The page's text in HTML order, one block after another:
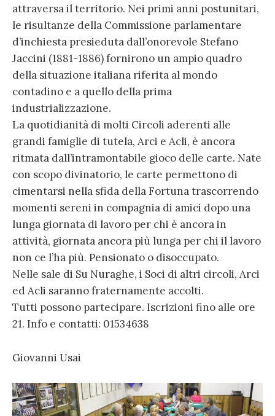
attraversa il territorio. Nei primi anni postunitari,
le risultanze della Commissione parlamentare
d’inchiesta presieduta dall’onorevole Stefano
Jaccini (1881-1886) fornirono un ampio quadro
della situazione italiana riferita al mondo
contadino e a quello della prima
industrializzazione.
La quotidianità di molti Circoli aderenti alle
grandi famiglie di tutela, Arci e Acli, è ancora
ritmata dall’intramontabile gioco delle carte. Nate
con scopo divinatorio, le carte permettono di
cimentarsi nella sfida della Fortuna trascorrendo
momenti sereni in compagnia di amici dopo una
lunga giornata di lavoro per chi è ancora in
attività, giornata ancora più lunga per chi il lavoro
non ce l’ha più. Pensionato o disoccupato.
Nelle sale di Su Nuraghe, i Soci di altri circoli, Arci
ed Acli saranno fraternamente accolti.
Tutti possono partecipare. Iscrizioni fino alle ore
21. Info e contatti: 01534638
Giovanni Usai